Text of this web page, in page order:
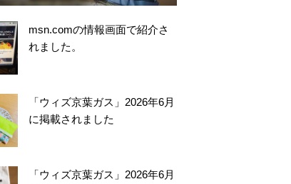
msn.comの情報画面で紹介さ
れました。
「ウィズ京葉ガス」2026年6月
に掲載されました
「ウィズ京葉ガス」2026年6月